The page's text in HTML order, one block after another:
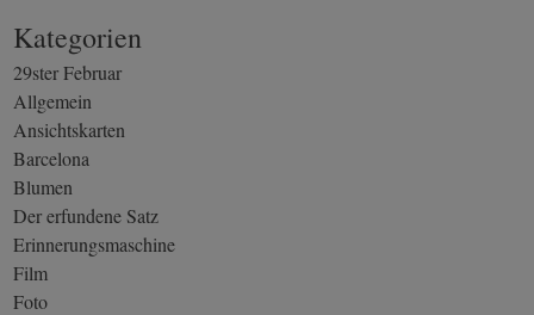
Kategorien
29ster Februar
Allgemein
Ansichtskarten
Barcelona
Blumen
Der erfundene Satz
Erinnerungsmaschine
Film
Foto